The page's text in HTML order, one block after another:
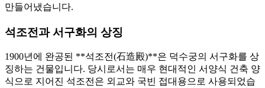
만들어냈습니다.
석조전과 서구화의 상징
1900년에 완공된 **석조전(石造殿)**은 덕수궁의 서구화를 상
징하는 건물입니다. 당시로서는 매우 현대적인 서양식 건축 양
식으로 지어진 석조전은 외교와 국빈 접대용으로 사용되었습